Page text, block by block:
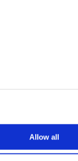
Allow all